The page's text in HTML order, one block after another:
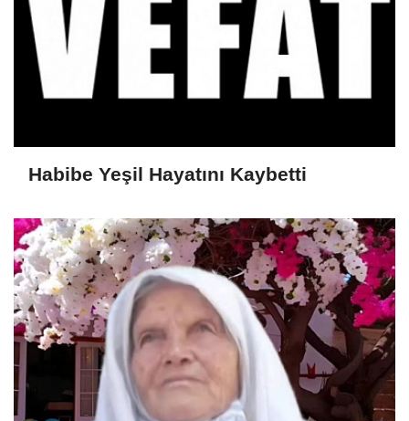
Habibe Yeşil Hayatını Kaybetti